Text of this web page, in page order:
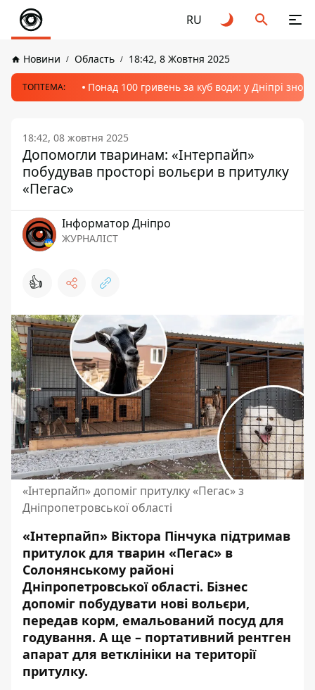
RU
Новини Область 18:42, 8 Жовтня 2025
ТОПТЕМА: Понад 100 гривень за куб води: у Дніпрі
18:42, 08 жовтня 2025
Допомогли тваринам: «Інтерпайп»
побудував просторі вольєри в притулку
«Пегас»
Інформатор Дніпро
ЖУРНАЛІСТ
👍
«Інтерпайп» допоміг притулку «Пегас» з
Дніпропетровської області
«Інтерпайп» Віктора Пінчука підтримав
притулок для тварин «Пегас» в
Солонянському районі
Дніпропетровської області. Бізнес
допоміг побудувати нові вольєри,
передав корм, емальований посуд для
годування. А ще – портативний рентген
апарат для ветклініки на території
притулку.